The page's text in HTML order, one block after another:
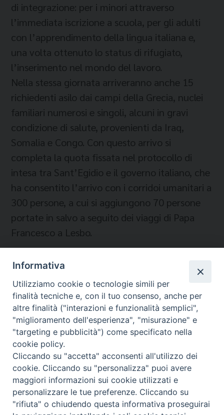
di integrazione: per i minori attraverso
l’immediata iscrizione a scuola, per gli adulti
con l’apprendimento della lingua italiana e,
una volta ottenuto lo status di rifugiato,
l’inserimento nel mondo del lavoro.
Nella stessa giornata arriveranno anche 15
richiedenti asilo dai campi della Grecia, nuclei
familiari numerosi e singoli, alcuni in gravi
condizione di salute, provenienti da Iraq,
Somalia e Congo. Con questo arrivo si
completa la quota fissata nel protocollo di
intesa tra Sant’Egidio e il governo italiano, che
ha consentito l’arrivo con i corridoi umanitari a
300 persone, a cui si aggiungono 70 persone
portate in salvo a seguito dei viaggi di Papa
Francesco a Lesbo.
Temi:
CORRIDOI UMANITARI
Migrantes Online
Fondazione Migrantes © 2026 WebSeed
Informativa
Utilizziamo cookie o tecnologie simili per
finalità tecniche e, con il tuo consenso, anche per
altre finalità ("interazioni e funzionalità semplici",
"miglioramento dell'esperienza", "misurazione" e
"targeting e pubblicità") come specificato nella
cookie policy.
Cliccando su "accetta" acconsenti all'utilizzo dei
cookie. Cliccando su "personalizza" puoi avere
maggiori informazioni sui cookie utilizzati e
personalizzare le tue preferenze. Cliccando su
"rifiuta" o chiudendo questa informativa proseguirai